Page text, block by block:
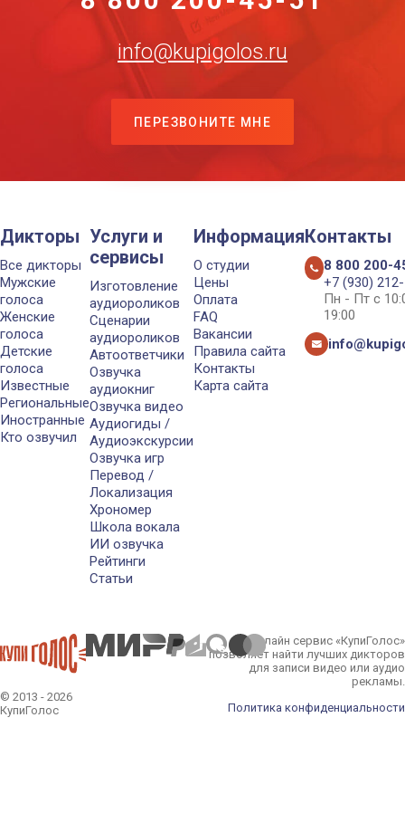
info@kupigolos.ru
ПЕРЕЗВОНИТЕ МНЕ
Дикторы
Все дикторы
Мужские
голоса
Женские
голоса
Детские
голоса
Известные
Региональные
Иностранные
Кто озвучил
Услуги и
сервисы
Изготовление
аудиороликов
Сценарии
аудиороликов
Автоответчики
Озвучка
аудиокниг
Озвучка видео
Аудиогиды /
Аудиоэкскурсии
Озвучка игр
Перевод /
Локализация
Хрономер
Школа вокала
ИИ озвучка
Рейтинги
Статьи
Информация
О студии
Цены
Оплата
FAQ
Вакансии
Правила сайта
Контакты
Карта сайта
Контакты
8 800 200-
+7 (930)
Пн - Пт с
19:00
© 2013 - 2026
КупиГолос
Онлайн сервис «КупиГолос»
позволяет найти лучших дикторов
для записи видео или аудио
рекламы.
Политика конфиденциальности